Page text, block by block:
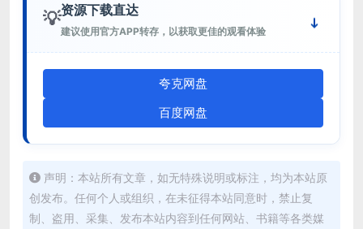
💡资源下载直达
建议使用官方APP转存，以获取更佳的观看体验
夸克网盘
百度网盘
声明：本站所有文章，如无特殊说明或标注，均为本站原
创发布。任何个人或组织，在未征得本站同意时，禁止复
制、盗用、采集、发布本站内容到任何网站、书籍等各类媒